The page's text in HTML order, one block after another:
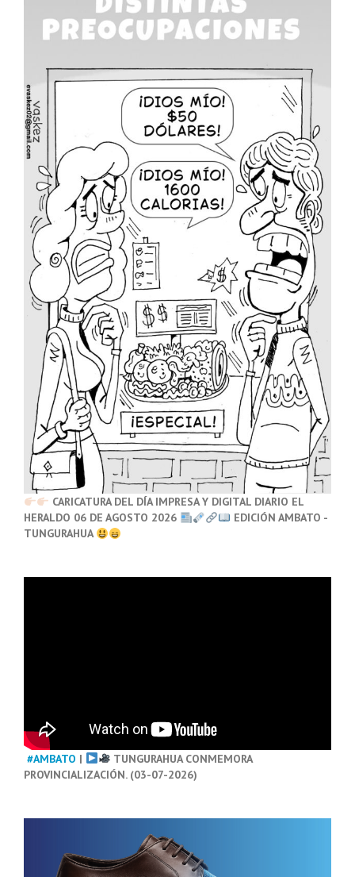
CARICATURA DEL DÍA IMPRESA Y DIGITAL DIARIO EL
HERALDO 06 DE AGOSTO 2026
EDICIÓN AMBATO -
TUNGURAHUA
#AMBATO |
TUNGURAHUA CONMEMORA
PROVINCIALIZACIÓN. (03-07-2026)